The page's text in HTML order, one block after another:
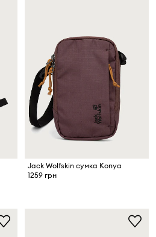
Jack Wolfskin сумка Konya
1259 грн